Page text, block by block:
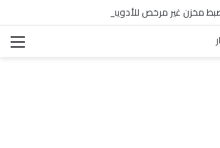
مخزن غير مرخص للأدوية المهربة بالبساتين